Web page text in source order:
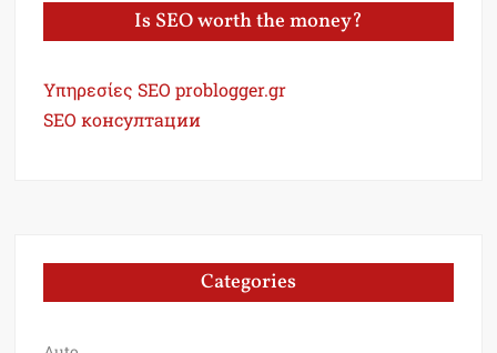
Is SEO worth the money?
Υπηρεσίες SEO problogger.gr
SEO консултации
Categories